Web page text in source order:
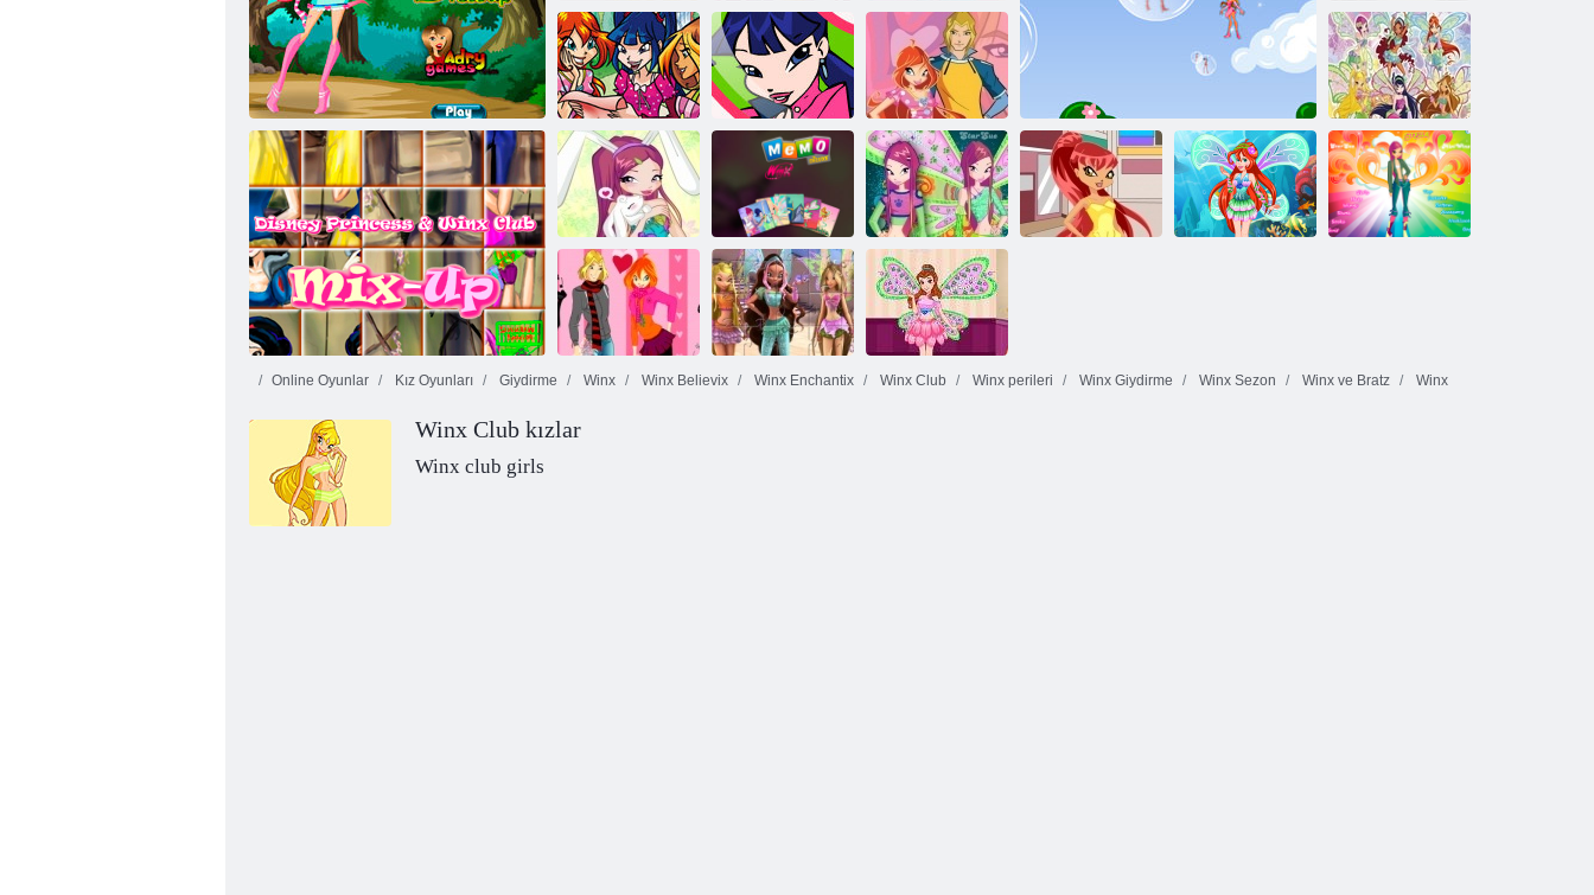
Winx Flora Giydirme
Stella Yüz
Makyaj Winx
Club
Evcil hayvanlar
için Güzellik
salonu
Winx Bloom
Magic Giyim
Winx Puzzle
Winx Mix
Magic Music
Winx
Aşk Winx
Winx. Gizli
numara
Winx Bunny
Stil: Yuvarlak
bulmaca
Winx: Memo
Deluxe
Winx: Roxy ile
Bulmacalar
Online Oyunlar Kız Oyunları Giydirme Winx Winx Believix Winx Enchantix Winx Club Winx perileri Winx Giydirme Winx Sezon Winx ve Bratz Winx
Winx Club kızlar
Winx club girls